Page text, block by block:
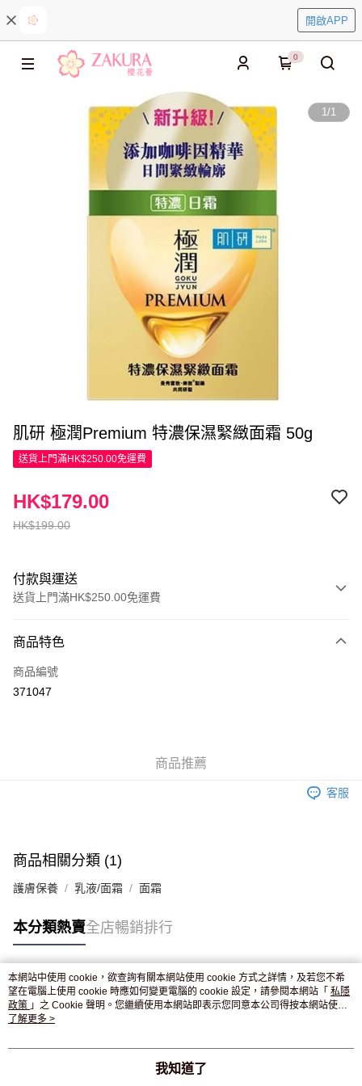
開啟APP
0
1/1
肌研 極潤Premium 特濃保濕緊緻面霜 50g
送貨上門滿HK$250.00免運費
HK$199.00
HK$179.00
付款與運送
送貨上門滿HK$250.00免運費
信用卡
Apple Pay
付款後門市自取，訂單確認後2-4個工作天到店，7天內取。逾期後
商品特色
商品編號
371047
商品推薦
客服
商品相關分類 (1)
護膚保養 乳液/面霜 面霜
本分類熱賣全店暢銷排行
熱門標籤
熱銷排行
本網站中使用 cookie，欲查詢有關本網站使用 cookie 方式之詳情，及若您不希
望在電腦上使用 cookie 時應如何變更電腦的 cookie 設定，請參閱本網站「 私隱
政策 」之 Cookie 聲明。您繼續使用本網站即表示您同意本公司得按本網站使用
條款之 Cookie 聲明使用 cookie。
了解更多 >
我知道了